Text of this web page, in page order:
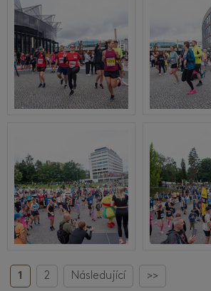
1 2 Následující >>